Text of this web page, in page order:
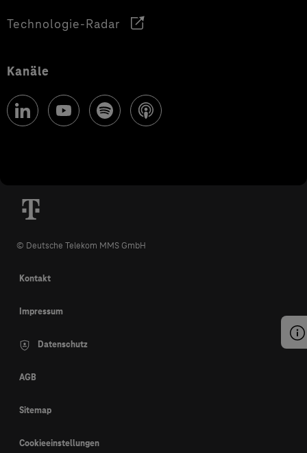
Technologie-Radar
Kanäle
© Deutsche Telekom MMS GmbH
Kontakt
Impressum
Datenschutz
AGB
Sitemap
Cookieeinstellungen